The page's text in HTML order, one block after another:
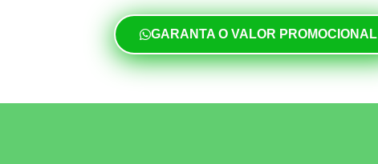
GARANTA O VALOR PROMOCIONAL